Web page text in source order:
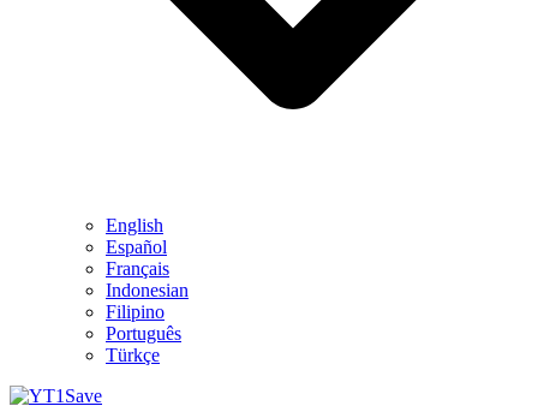
English
Español
Français
Indonesian
Filipino
Português
Türkçe